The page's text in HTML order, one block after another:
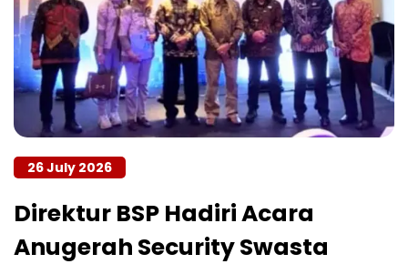
26 July 2026
Direktur BSP Hadiri Acara
Anugerah Security Swasta